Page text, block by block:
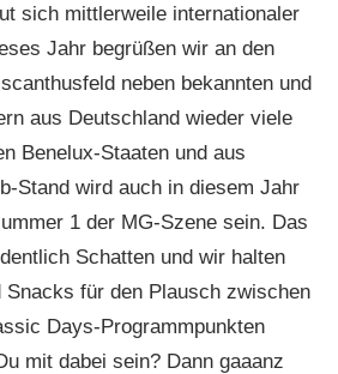
sich mittlerweile internationaler
Jahr begrüßen wir an den
neben bekannten und
aus Deutschland wieder viele
Benelux-Staaten und aus
Stand wird auch in diesem Jahr
1 der MG-Szene sein. Das
Schatten und wir halten
Snacks für den Plausch zwischen
Days-Programmpunkten
mit dabei sein? Dann gaaanz